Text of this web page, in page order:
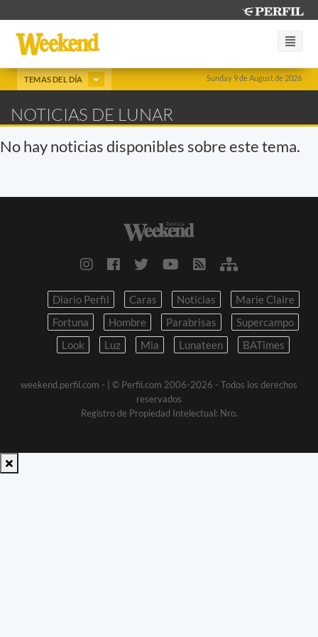
Sunday 9 de August de 2026
TEMAS DEL DÍA
NOTICIAS DE LUNAR
No hay noticias disponibles sobre este tema.
Diario Perfil Caras Noticias
Marie Claire
Fortuna
Hombre Parabrisas
Supercampo
Look
Luz Mia Lunateen BATimes
weekend.perfil.com -
| © Perfil.com 2006-2026 - Todos los derechos
reservados
Registro de Propiedad Intelectual: Nro.